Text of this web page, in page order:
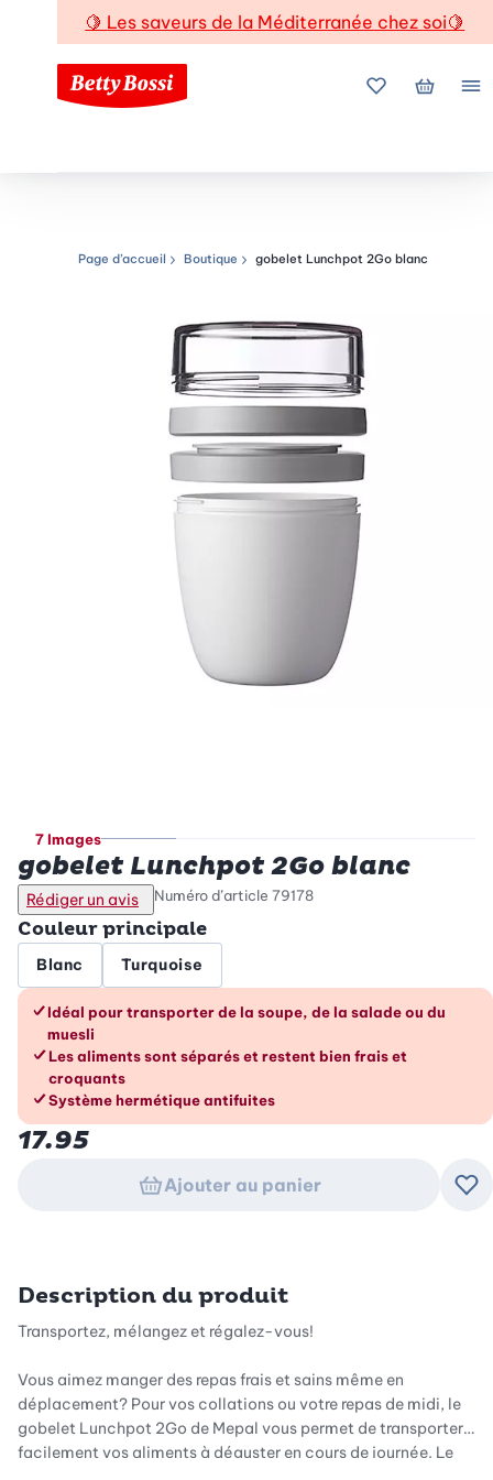
🍋 Les saveurs de la Méditerranée chez soi🍋
Mes favoris
Mon
Chemin de navigation
Page d’accueil Boutique gobelet Lunchpot 2Go blanc
7 Images
gobelet Lunchpot 2Go blanc
Rédiger un avis Numéro d’article 79178
Couleur principale
Blanc Turquoise
Les avantages en un coup d’œil
Idéal pour transporter de la soupe, de la salade ou du
muesli
Les aliments sont séparés et restent bien frais et
croquants
Système hermétique antifuites
17.95
Ajouter au panier
Description du produit
Transportez, mélangez et régalez-vous!
Vous aimez manger des repas frais et sains même en
déplacement? Pour vos collations ou votre repas de midi, le
gobelet Lunchpot 2Go de Mepal vous permet de transporter
facilement vos aliments à déguster en cours de journée. Le